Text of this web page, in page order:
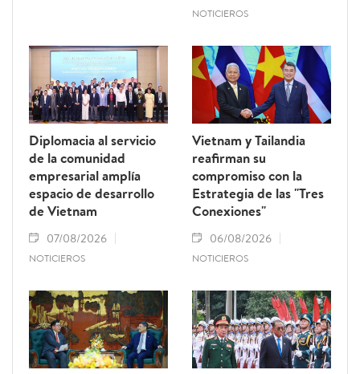
NOTICIEROS
Diplomacia al servicio
de la comunidad
empresarial amplía
espacio de desarrollo
de Vietnam
07/08/2026
NOTICIEROS
Vietnam y Tailandia
reafirman su
compromiso con la
Estrategia de las "Tres
Conexiones"
06/08/2026
NOTICIEROS